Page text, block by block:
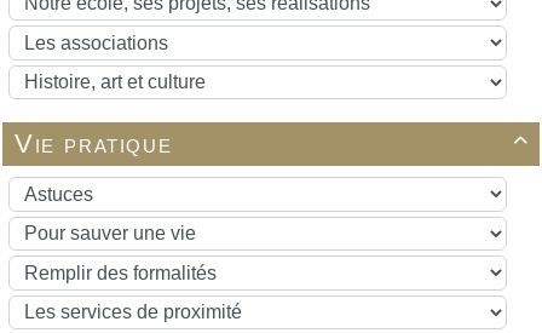

Vie pratique